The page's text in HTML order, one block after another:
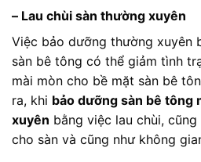
– Lau chùi sàn thường xuyên
Việc bảo dưỡng thường xuyên
sàn bê tông có thể giảm tình
mài mòn cho bề mặt sàn bê
ra, khi bảo dưỡng sàn bê tông
xuyên bằng việc lau chùi,
cho sàn và cũng như không